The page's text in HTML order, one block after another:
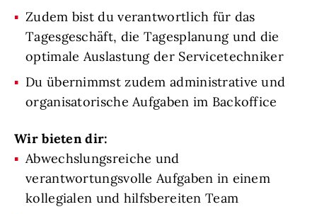
Zudem bist du verantwortlich für das
Tagesgeschäft, die Tagesplanung und die
optimale Auslastung der Servicetechniker
Du übernimmst zudem administrative und
organisatorische Aufgaben im Backoffice
Wir bieten dir:
Abwechslungsreiche und
verantwortungsvolle Aufgaben in einem
kollegialen und hilfsbereiten Team